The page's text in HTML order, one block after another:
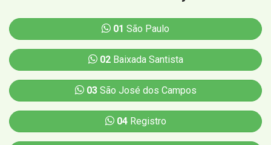
01 São Paulo
02Baixada Santista
03São José dos Campos
04Registro